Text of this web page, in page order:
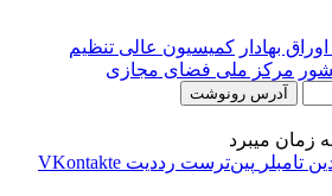
بهادار کمیسیون عالی تنظیم
مرکز ملی فضای مجازی
آدرس رونوشت
‫تامبلر ‫پین‌ترست ‫رددیت ‫VKontakte